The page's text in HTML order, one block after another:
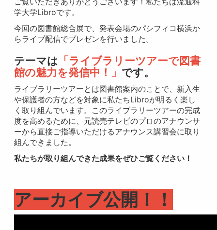
学大学Libroです。
今回の図書館総合展で、発表会場のパシフィコ横浜か
らライブ配信でプレゼンを行いました。
テーマは 「ライブラリーツアーで図書
館の魅力を発信中！」 です。
ライブラリーツアーとは図書館案内のことで、新入生
や保護者の方などを対象に私たちLibroが明るく楽し
く取り組んでいます。このライブラリーツアーの完成
度を高めるために、元読売テレビのプロのアナウンサ
ーから直接ご指導いただけるアナウンス講習会に取り
組んできました。
私たちが取り組んできた成果をぜひご覧ください！
アーカイブ公開！！